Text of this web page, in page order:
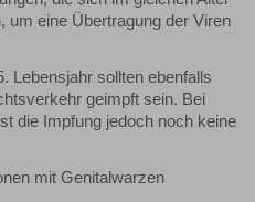
um eine Übertragung der Viren
Lebensjahr sollten ebenfalls
geimpft sein. Bei
die Impfung jedoch noch keine
mit Genitalwarzen